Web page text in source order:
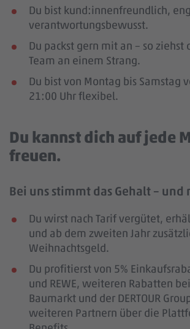
Du bist kund:innenfreundlich,
verantwortungsbewusst.
Du packst gern mit an – so
Team an einem Strang.
Du bist von Montag bis Samstag
21:00 Uhr flexibel.
Du kannst dich auf jede
freuen.
Bei uns stimmt das Gehalt – und
Du wirst nach Tarif vergütet,
und ab dem zweiten Jahr
Weihnachtsgeld.
Du profitierst von 5%
und REWE, weiteren Rabatten
Baumarkt und der DERTOUR
weiteren Partnern über die